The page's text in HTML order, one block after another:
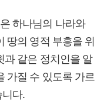
하나님의 나라와
땅의 영적 부흥을 위
과 같은 정치인을 알
가질 수 있도록 가르
다.